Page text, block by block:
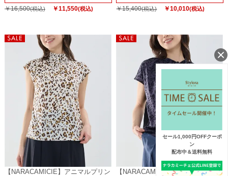
￥16,500(税込) ￥11,550(税込) ￥15,400(税込) ￥10,010(税込)
【NARACAMICIE】アニマルプリン
【NARACAMICIE】アニマルプリン
セール1,000円OFFクーポ
ン
配布中＆送料無料